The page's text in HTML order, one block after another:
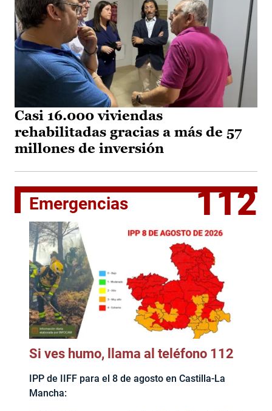
Casi 16.000 viviendas
rehabilitadas gracias a más de 57
millones de inversión
Emergencias 112
Si ves humo, llama al teléfono 112
IPP de IIFF para el 8 de agosto en Castilla-La
Mancha: